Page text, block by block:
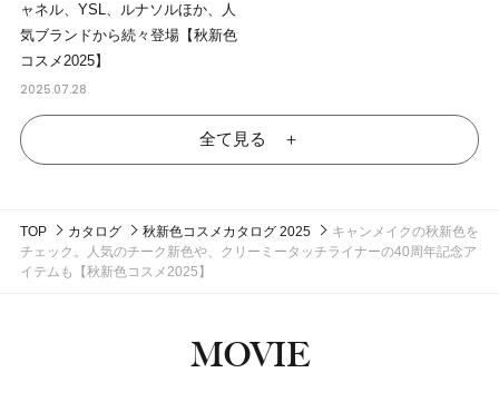
ャネル、YSL、ルナソルほか、人
気ブランドから続々登場【秋新色
コスメ2025】
2025.07.28
全て見る ＋
TOP カタログ 秋新色コスメカタログ 2025
キャンメイクの秋新色を
チェック。人気のチーク新色や、クリーミータッチライナーの40周年記念ア
イテムも【秋新色コスメ2025】
MOVIE